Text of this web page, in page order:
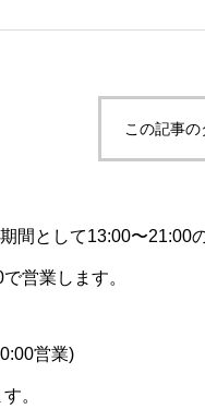
この記事
間として13:00〜21:00
営業します。
営業)
。